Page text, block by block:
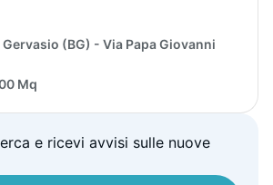
(BG) - Via Papa Giovanni
Mq
e ricevi avvisi sulle nuove